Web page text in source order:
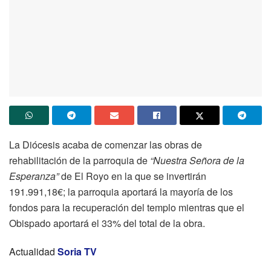
La Diócesis acaba de comenzar las obras de
rehabilitación de la parroquia de “Nuestra Señora de la
Esperanza”de El Royo en la que se invertirán
191.991,18€; la parroquia aportará la mayoría de los
fondos para la recuperación del templo mientras que el
Obispado aportará el 33% del total de la obra.
Actualidad Soria TV